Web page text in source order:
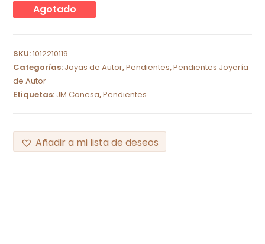
Agotado
SKU:1012210119
Categorías: Joyas de Autor,Pendientes,Pendientes Joyería
de Autor
Etiquetas: JM Conesa,Pendientes
Añadir a mi lista de deseos